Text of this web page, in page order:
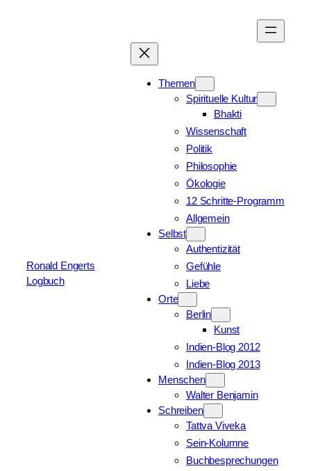
Ronald Engerts
Logbuch
Themen
Spirituelle Kultur
Bhakti
Wissenschaft
Politik
Philosophie
Ökologie
12 Schritte-Programm
Allgemein
Selbst
Authentizität
Gefühle
Liebe
Orte
Berlin
Kunst
Indien-Blog 2012
Indien-Blog 2013
Menschen
Walter Benjamin
Schreiben
Tattva Viveka
Sein-Kolumne
Buchbesprechungen